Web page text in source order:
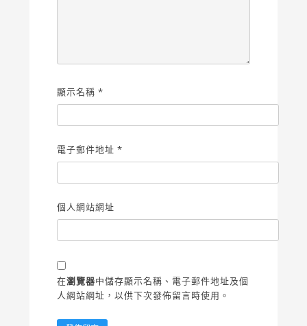
顯示名稱 *
電子郵件地址 *
個人網站網址
在瀏覽器中儲存顯示名稱、電子郵件地址及個
人網站網址，以供下次發佈留言時使用。